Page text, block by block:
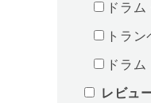
ドラ
トラ
ドラム
レビュ